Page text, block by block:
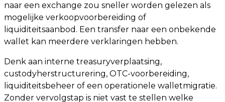
naar een exchange zou sneller worden gelezen als
mogelijke verkoopvoorbereiding of
liquiditeitsaanbod. Een transfer naar een onbekende
wallet kan meerdere verklaringen hebben.
Denk aan interne treasuryverplaatsing,
custodyherstructurering, OTC-voorbereiding,
liquiditeitsbeheer of een operationele walletmigratie.
Zonder vervolgstap is niet vast te stellen welke